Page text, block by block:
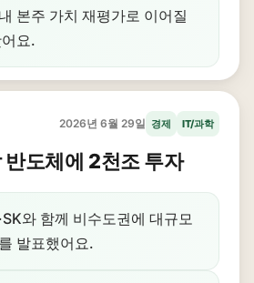
본주 가치 재평가로 이어질
요.
2026년 6월 29일 경제 IT/과학
반도체에 2천조 투자
와 함께 비수도권에 대규모
발표했어요.